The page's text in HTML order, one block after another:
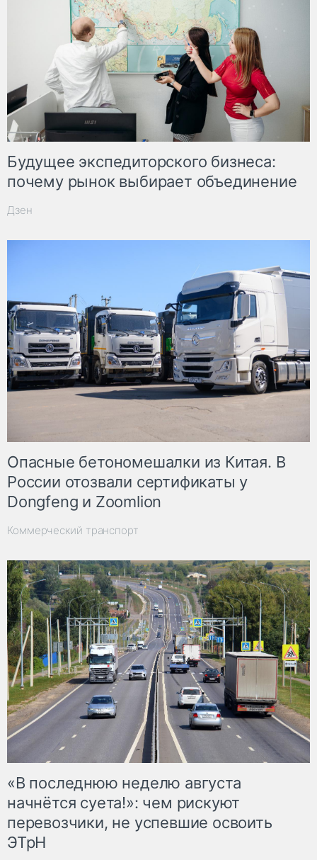
Будущее экспедиторского бизнеса:
почему рынок выбирает объединение
Дзен
Опасные бетономешалки из Китая. В
России отозвали сертификаты у
Dongfeng и Zoomlion
Коммерческий транспорт
«В последнюю неделю августа
начнётся суета!»: чем рискуют
перевозчики, не успевшие освоить
ЭТрН